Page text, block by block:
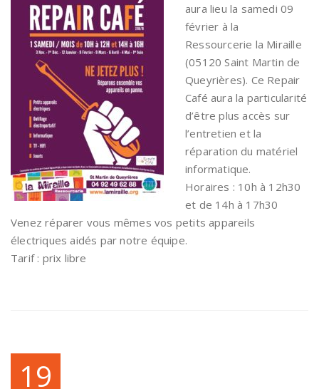
aura lieu la samedi 09
février à la
Ressourcerie la Miraille
(05120 Saint Martin de
Queyrières). Ce Repair
Café aura la particularité
d’être plus accès sur
l’entretien et la
réparation du matériel
informatique.
Horaires : 10h à 12h30
et de 14h à 17h30
Venez réparer vous mêmes vos petits appareils
électriques aidés par notre équipe.
Tarif : prix libre
19